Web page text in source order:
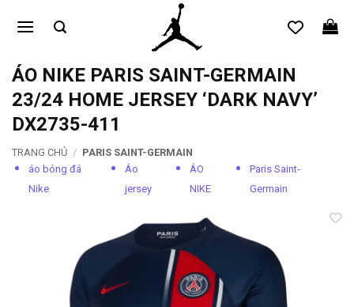
qua
dungÁO NIKE PARIS SAINT-GERMAIN
23/24 HOME JERSEY ‘DARK NAVY’
DX2735-411
TRANG CHỦ / PARIS SAINT-GERMAIN
áo bóng đá
Nike
Áo
jersey
ÁO
NIKE
Paris Saint-
Germain